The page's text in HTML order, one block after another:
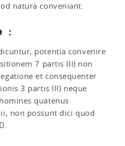
natura conveniant.
:
potentia convenire
7 partis III) non
et consequenter
3 partis III) neque
quatenus
non possunt dici quod